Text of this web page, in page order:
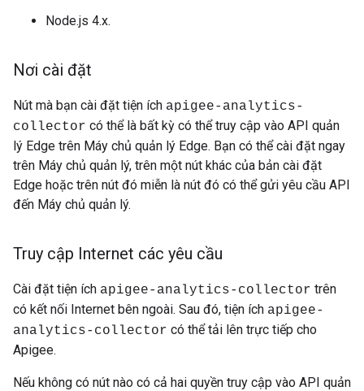
Node.js 4.x.
Nơi cài đặt
Nút mà bạn cài đặt tiện ích apigee-analytics-
collector có thể là bất kỳ có thể truy cập vào API quản
lý Edge trên Máy chủ quản lý Edge. Bạn có thể cài đặt ngay
trên Máy chủ quản lý, trên một nút khác của bản cài đặt
Edge hoặc trên nút đó miễn là nút đó có thể gửi yêu cầu API
đến Máy chủ quản lý.
Truy cập Internet các yêu cầu
Cài đặt tiện ích apigee-analytics-collector trên
có kết nối Internet bên ngoài. Sau đó, tiện ích apigee-
analytics-collector có thể tải lên trực tiếp cho
Apigee.
Nếu không có nút nào có cả hai quyền truy cập vào API quản